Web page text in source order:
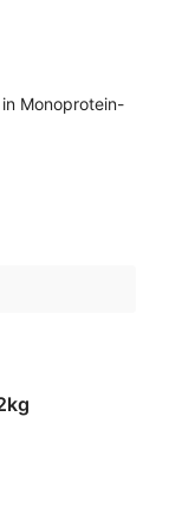
Monoprotein-
Süßkartoffel - 2kg